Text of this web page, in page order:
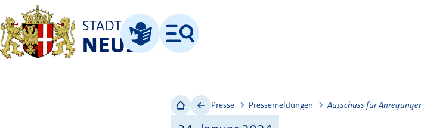
STADT
NEUSSLeichte Sprache
Menü
Presse Pressemeldungen Ausschuss für